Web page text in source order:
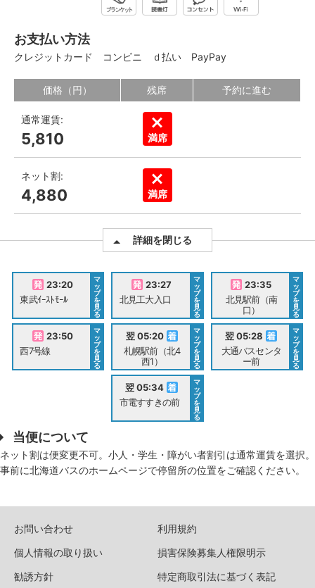
お支払い方法
クレジットカード コンビニ ｄ払い PayPay
価格（円） 残席 予約に進む
通常運賃:
5,810 満席
ネット割:
4,880 満席
詳細を閉じる
23:20
東武ｲｰｽﾄﾓｰﾙ
マ
ッ
プ
を
見
る
23:27
北見工大入口
マ
ッ
プ
を
見
る
23:35
北見駅前（南
口）
マ
ッ
プ
を
見
る
23:50
西7号線
マ
ッ
プ
を
見
る
翌 05:20
札幌駅前（北4
西1）
マ
ッ
プ
を
見
る
翌 05:28
大通バスセンタ
ー前
マ
ッ
プ
を
見
る
翌 05:34
市電すすきの前
マ
ッ
プ
を
見
る
当便について
ネット割は便変更不可。小人・学生・障がい者割引は通常運賃を選択。
事前に北海道バスのホームページで停留所の位置をご確認ください。
お問い合わせ
利用規約
個人情報の取り扱い
損害保険募集人権限明示
勧誘方針
特定商取引法に基づく表記